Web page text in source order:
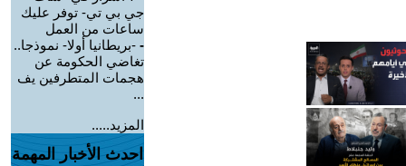
جي بي تي- توفر عليك
ساعات من العمل
- -بريطانيا أولا- نموذجا..
تغاضي الحكومة عن
هجمات المتطرفين يف
...
المزيد.....
احدث الأخبار المهمة